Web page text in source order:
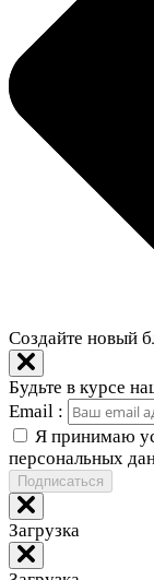
Создайте новый
Будьте в курсе
Email :
Я принимаю
персональных
Подписаться
Загрузка